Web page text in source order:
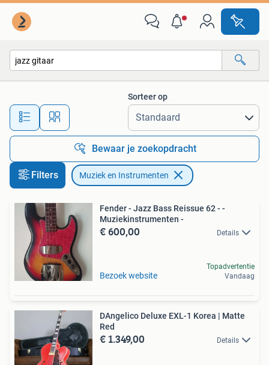
Alle afstanden…
Sorteer op
Bewaar je zoekopdracht
Filters Muziek en Instrumenten
Fender - Jazz Bass Reissue 62 - -
Muziekinstrumenten -
€ 600,00 Details
Bezoek website
Topadvertentie
Vandaag
DAngelico Deluxe EXL-1 Korea | Matte
Red
€ 1.349,00 Details